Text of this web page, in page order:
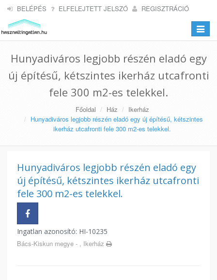
BELÉPÉS ELFELEJTETT JELSZÓ REGISZTRÁCIÓ
Toggle
Hunyadiváros legjobb részén eladó egy
új építésű, kétszintes ikerház utcafronti
fele 300 m2-es telekkel.
Főoldal Ház
Ikerház
Hunyadiváros legjobb részén eladó egy új építésű, kétszintes
ikerház utcafronti fele 300 m2-es telekkel.
Hunyadiváros legjobb részén eladó egy
új építésű, kétszintes ikerház utcafronti
fele 300 m2-es telekkel.
Ingatlan azonosító: HI-10235
Bács-Kiskun megye - , Ikerház